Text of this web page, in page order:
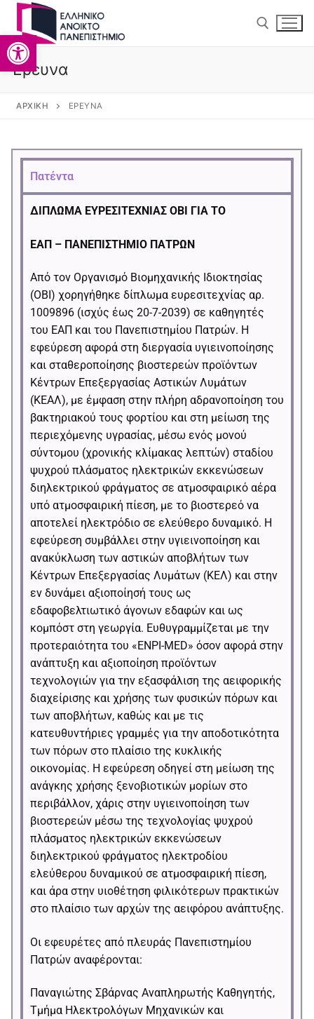
Ανοίξτε τη γραμμή
Αρχική
Ανακοινώσεις
Δημοσιεύσεις
Βιβλία
Papers
Φωτογραφίες
Βίντεο
Έρευνα
Erasmus
Θερινά Σχολεία
Θερινό Σχολείο 2024-Summer School 2024
Χρήσιμες Συνδέσεις
CONFERENCES
Halki Summit
E.P.I Conference
E-proceedings E.P.I Conference
Επικοινωνία
Έρευνα
ΑΡΧΙΚΉ ΈΡΕΥΝΑ
Πατέντα
ΔΙΠΛΩΜΑ ΕΥΡΕΣΙΤΕΧΝΙΑΣ ΟΒΙ ΓΙΑ ΤΟ
ΕΑΠ – ΠΑΝΕΠΙΣΤΗΜΙΟ ΠΑΤΡΩΝ
Από τον Οργανισμό Βιομηχανικής Ιδιοκτησίας
(ΟΒΙ) χορηγήθηκε δίπλωμα ευρεσιτεχνίας αρ.
1009896 (ισχύς έως 20-7-2039) σε καθηγητές
του ΕΑΠ και του Πανεπιστημίου Πατρών. Η
εφεύρεση αφορά στη διεργασία υγιεινοποίησης
και σταθεροποίησης βιοστερεών προϊόντων
Κέντρων Επεξεργασίας Αστικών Λυμάτων
(ΚΕΑΛ), με έμφαση στην πλήρη αδρανοποίηση του
βακτηριακού τους φορτίου και στη μείωση της
περιεχόμενης υγρασίας, μέσω ενός μονού
σύντομου (χρονικής κλίμακας λεπτών) σταδίου
ψυχρού πλάσματος ηλεκτρικών εκκενώσεων
διηλεκτρικού φράγματος σε ατμοσφαιρικό αέρα
υπό ατμοσφαιρική πίεση, με το βιοστερεό να
αποτελεί ηλεκτρόδιο σε ελεύθερο δυναμικό. Η
εφεύρεση συμβάλλει στην υγιεινοποίηση και
ανακύκλωση των αστικών αποβλήτων των
Κέντρων Επεξεργασίας Λυμάτων (ΚΕΛ) και στην
εν δυνάμει αξιοποίησή τους ως
εδαφοβελτιωτικό άγονων εδαφών και ως
κομπόστ στη γεωργία. Ευθυγραμμίζεται με την
προτεραιότητα του «ENPI-MED» όσον αφορά στην
ανάπτυξη και αξιοποίηση προϊόντων
τεχνολογιών για την εξασφάλιση της αειφορικής
διαχείρισης και χρήσης των φυσικών πόρων και
των αποβλήτων, καθώς και με τις
κατευθυντήριες γραμμές για την αποδοτικότητα
των πόρων στο πλαίσιο της κυκλικής
οικονομίας. Η εφεύρεση οδηγεί στη μείωση της
ανάγκης χρήσης ξενοβιοτικών μορίων στο
περιβάλλον, χάρις στην υγιεινοποίηση των
βιοστερεών μέσω της τεχνολογίας ψυχρού
πλάσματος ηλεκτρικών εκκενώσεων
διηλεκτρικού φράγματος ηλεκτροδίου
ελεύθερου δυναμικού σε ατμοσφαιρική πίεση,
και άρα στην υιοθέτηση φιλικότερων πρακτικών
στο πλαίσιο των αρχών της αειφόρου ανάπτυξης.
Οι εφευρέτες από πλευράς Πανεπιστημίου
Πατρών αναφέρονται:
Παναγιώτης Σβάρνας Αναπληρωτής Καθηγητής,
Τμήμα Ηλεκτρολόγων Μηχανικών και